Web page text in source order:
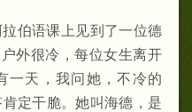
伯语课上见到了一位德
外很冷，每位女生离开
一天，我问她，不冷的
定干脆。她叫海德，是